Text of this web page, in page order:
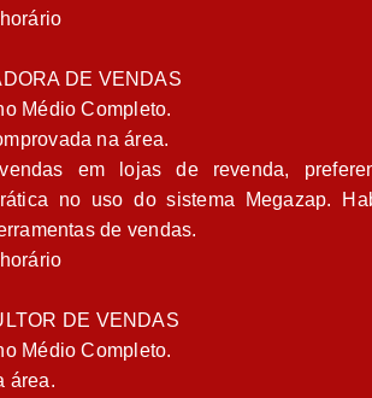
DE VENDAS
Médio Completo.
na área.
em lojas de revenda,
no uso do sistema Megazap.
de vendas.
DE VENDAS
Médio Completo.
área.